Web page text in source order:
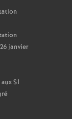
janvier
S1